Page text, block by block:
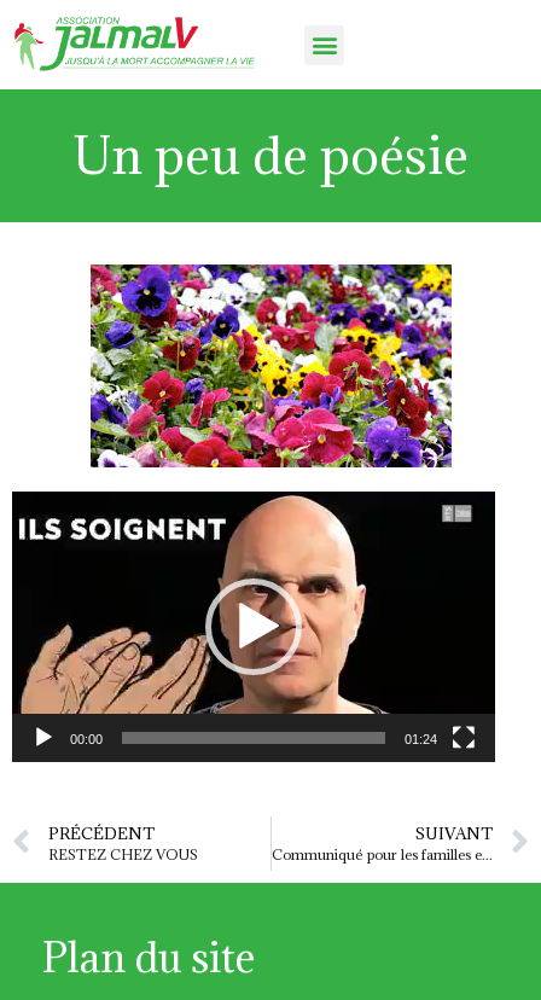
Un peu de poésie
vidéo
00:00 01:24
PRÉCÉDENT
RESTEZ CHEZ VOUS
SUIVANT
Communiqué pour les familles endeuillées
Plan du site